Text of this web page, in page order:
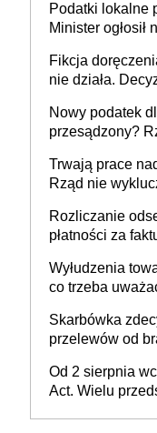
umowy
racjonalnym
Podatki lokalne
Minister ogłosił
Fikcja
nie działa.
Nowy podatek
przesądzony?
Trwają prace
Rząd nie
Rozliczanie
płatności za
Wyłudzenia
co trzeba
Skarbówka
przelewów od
darowizna, ale
Od 2 sierpnia
Act. Wielu